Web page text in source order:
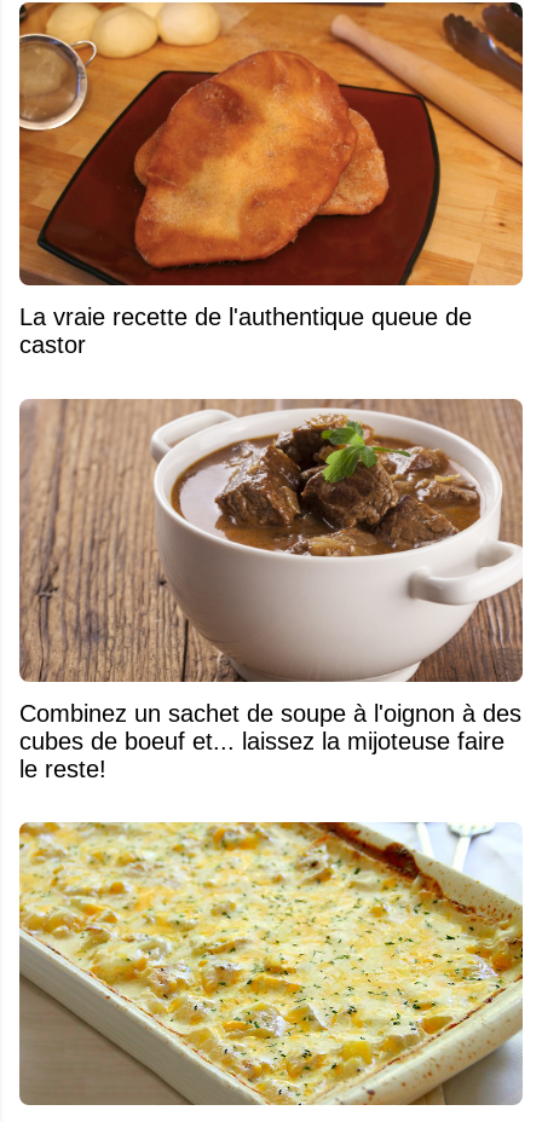
La vraie recette de l'authentique queue de
castor
Combinez un sachet de soupe à l'oignon à des
cubes de boeuf et... laissez la mijoteuse faire
le reste!